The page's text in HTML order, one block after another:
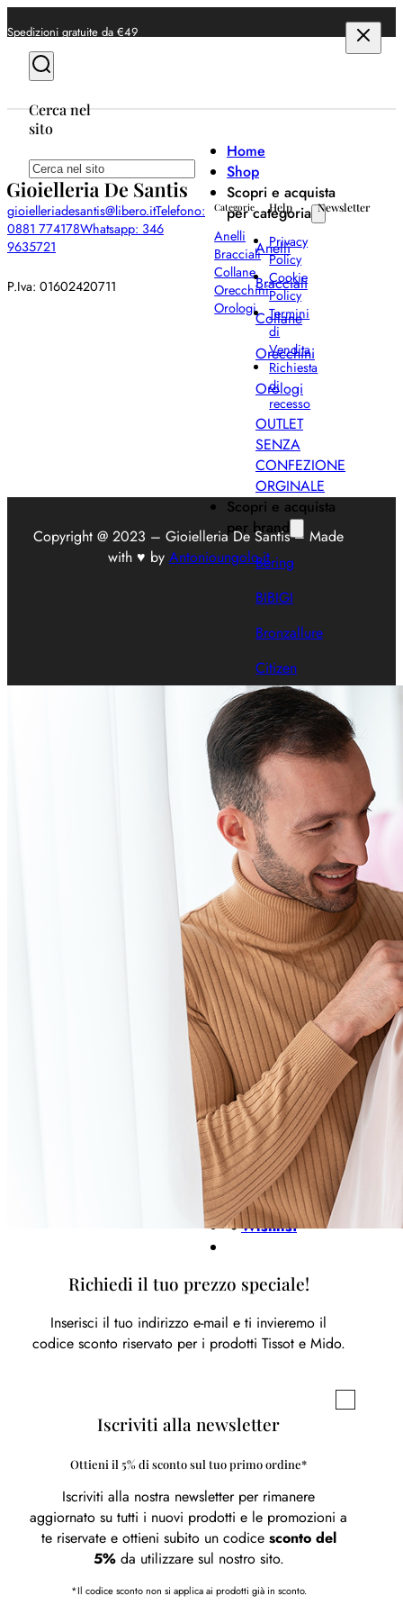
Spedizioni gratuite da €49
Cerca nel
sito
Cerca
Home
Shop
Scopri e acquista
per categoria
Anelli
Bracciali
Collane
Orecchini
Orologi
OUTLET
SENZA
CONFEZIONE
ORGINALE
Scopri e acquista
per brand
Bering
BIBIGI
Bronzallure
Citizen
Davite &
Delucchi
Labrioro
Marcello
Pane
MIDO
Miluna
Pesavento
Regali per ...
Regali
per lui
Regali
per lei
De Santis Club
Black Friday
Contatti
Il mio account
Carrello
Wishlist
gioielleriadesantis@libero.itTelefono:
0881 774178Whatsapp: 346
9635721
P.Iva: 01602420711
Categorie
Anelli
Bracciali
Collane
Orecchini
Orologi
Help
Privacy
Policy
Cookie
Policy
Termini
di
Vendita
Richiesta
di
recesso
Newsletter
Copyright @ 2023 – Gioielleria De Santis – Made
with ♥ by Antonioungolo.it
Richiedi il tuo prezzo speciale!
Inserisci il tuo indirizzo e-mail e ti invieremo il
codice sconto riservato per i prodotti Tissot e Mido.
Iscriviti alla newsletter
Ottieni il 5% di sconto sul tuo primo ordine*
Iscriviti alla nostra newsletter per rimanere
aggiornato su tutti i nuovi prodotti e le promozioni a
te riservate e ottieni subito un codice sconto del
5%da utilizzare sul nostro sito.
*Il codice sconto non si applica ai prodotti già in sconto.